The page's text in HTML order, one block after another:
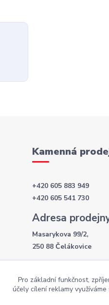
Kamenná
+420 605 883 949
+420 605 541 730
Adresa
Masarykova 99/2,
250 88 Čelákovice
Po-Pá: 8:00 - 17:30
So: 9:00 - 12:00
Pro základní funkčnost,
účely cílení reklamy